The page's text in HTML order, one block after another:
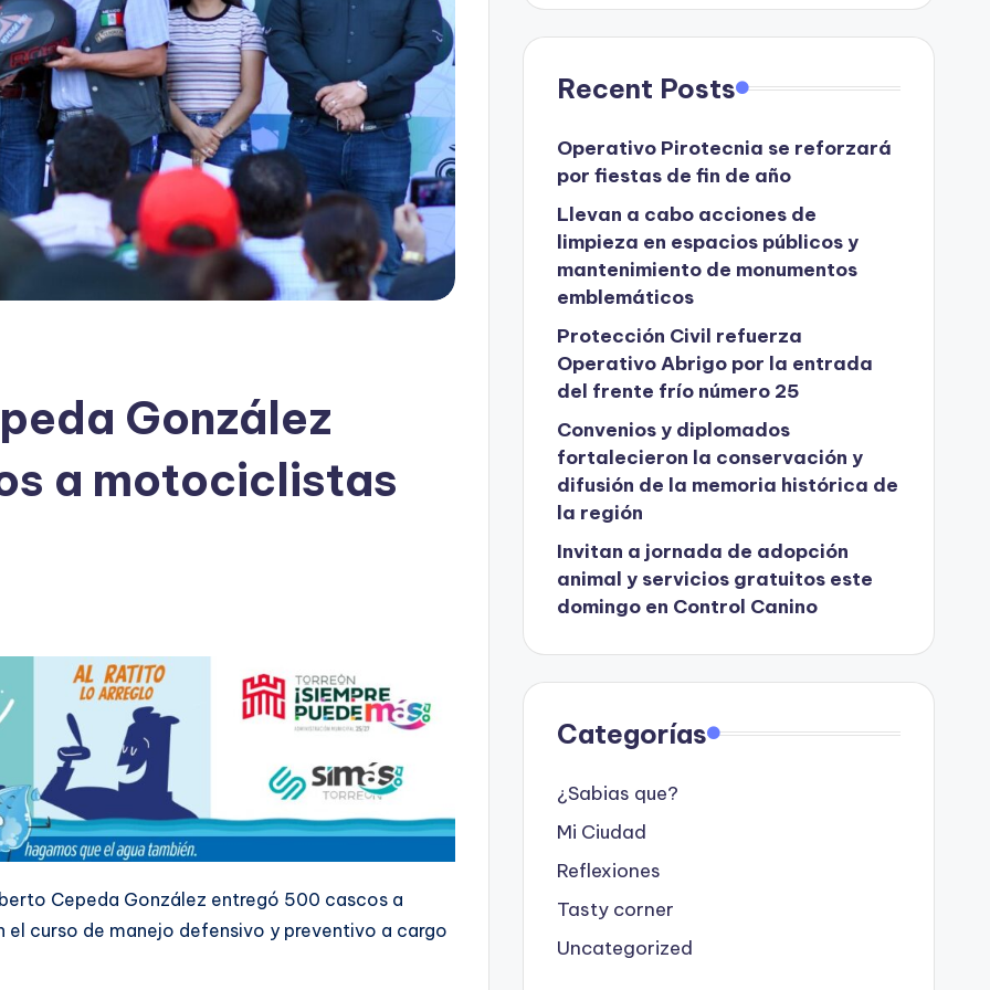
González
a motociclistas
Cepeda González entregó 500 cascos a
curso de manejo defensivo y preventivo a cargo
Recent Posts
Operativo Pirotecnia se reforzará
por fiestas de fin de año
Llevan a cabo acciones de
limpieza en espacios públicos y
mantenimiento de monumentos
emblemáticos
Protección Civil refuerza
Operativo Abrigo por la entrada
del frente frío número 25
Convenios y diplomados
fortalecieron la conservación y
difusión de la memoria histórica de
la región
Invitan a jornada de adopción
animal y servicios gratuitos este
domingo en Control Canino
Categorías
¿Sabias que?
Mi Ciudad
Reflexiones
Tasty corner
Uncategorized